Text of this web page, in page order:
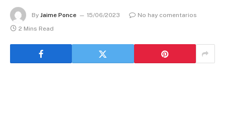
By Jaime Ponce 15/06/2023
No hay comentarios
2 Mins Read